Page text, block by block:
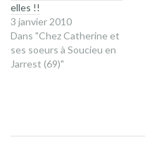
elles !!
3 janvier 2010
Dans "Chez Catherine et
ses soeurs à Soucieu en
Jarrest (69)"